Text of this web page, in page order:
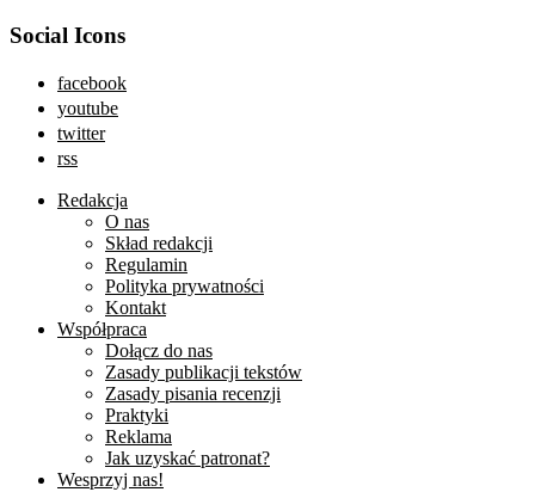
Social Icons
facebook
youtube
twitter
rss
Redakcja
O nas
Skład redakcji
Regulamin
Polityka prywatności
Kontakt
Współpraca
Dołącz do nas
Zasady publikacji tekstów
Zasady pisania recenzji
Praktyki
Reklama
Jak uzyskać patronat?
Wesprzyj nas!